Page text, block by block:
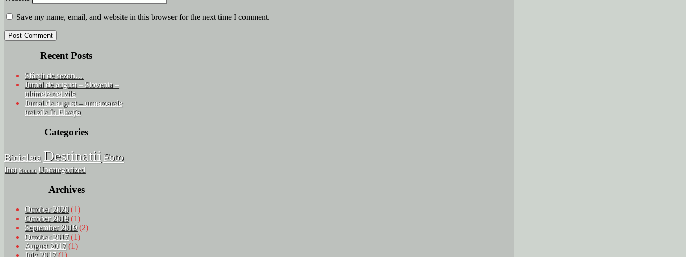
Save my name, email, and website in this browser for the next time I comment.
Recent Posts
Sfârșit de sezon…
Jurnal de august – Slovenia –
ultimele trei zile
Jurnal de august – urmatoarele
trei zile în Elveția
Categories
Bicicleta Destinatii Foto
Inot Noutati Uncategorized
Archives
October 2020(1)
October 2019(1)
September 2019(2)
October 2017(1)
August 2017(1)
July 2017(1)